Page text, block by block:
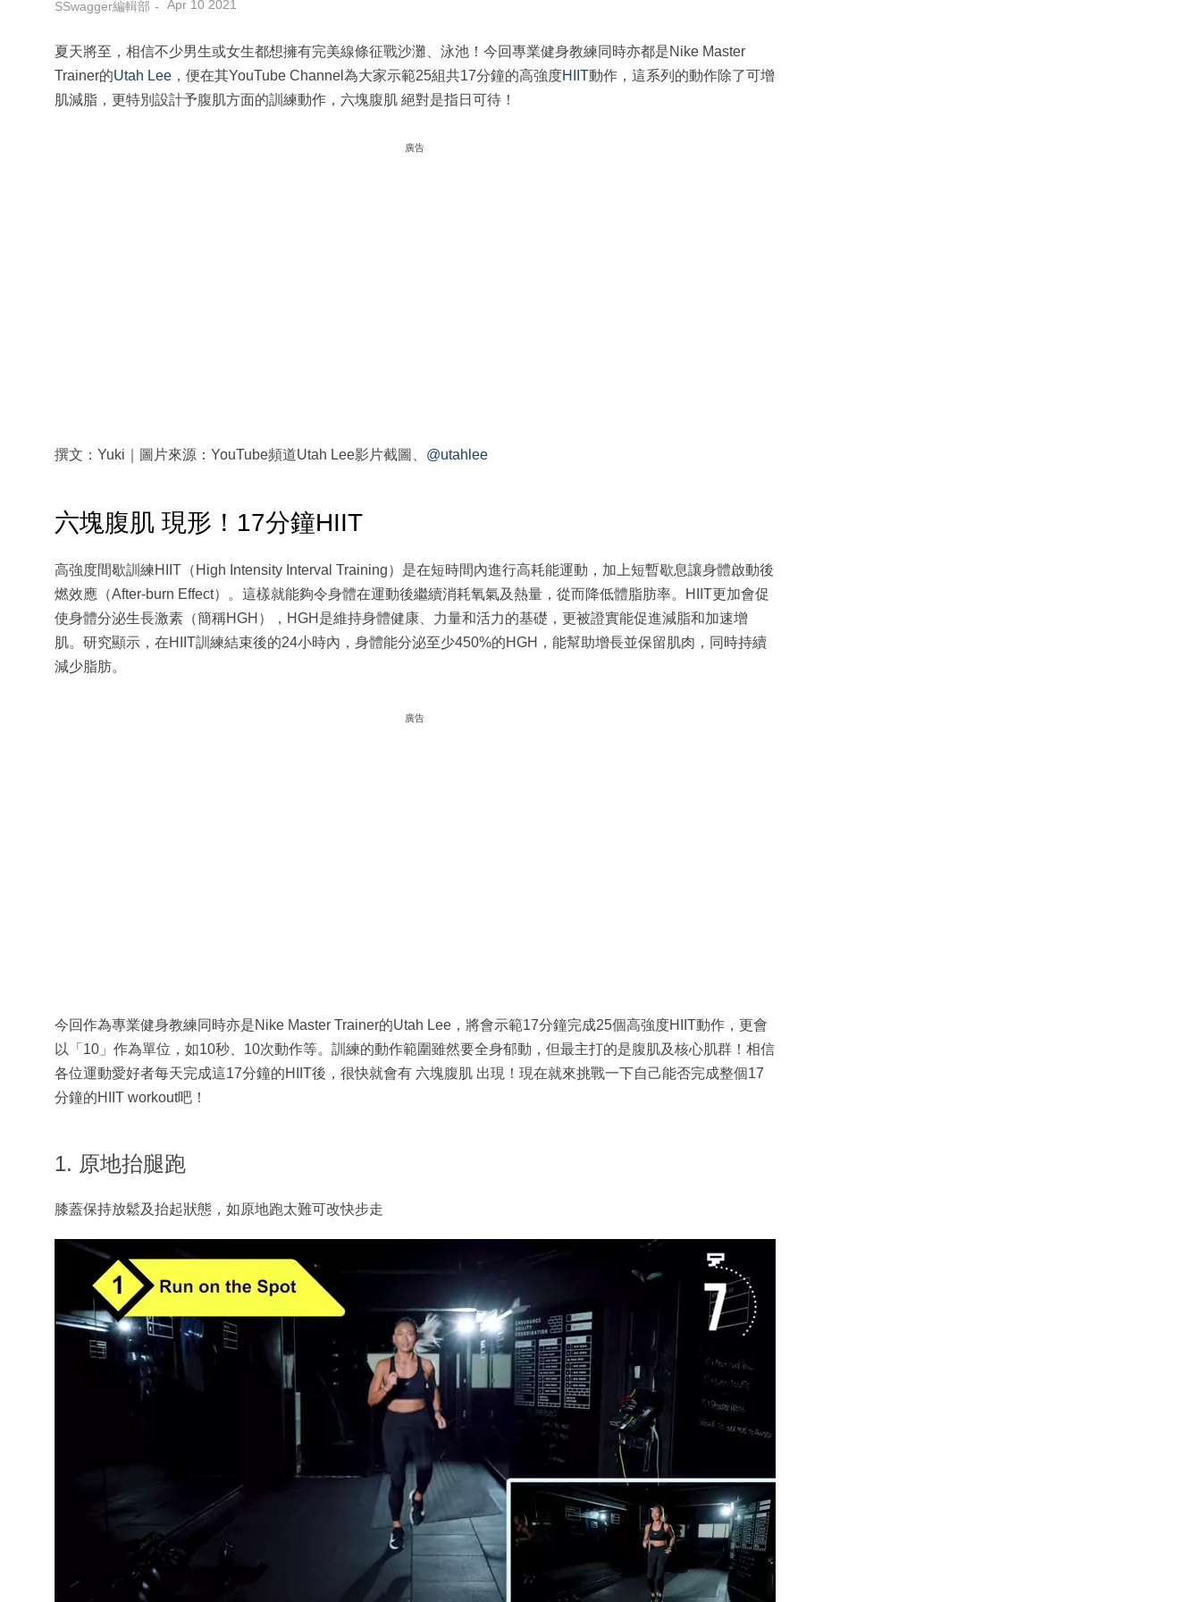
SSwagger編輯部 Apr 10 2021
夏天將至，相信不少男生或女生都想擁有完美線條征戰沙灘、泳池！今回專業健身教練同時亦都是Nike Master
Trainer的Utah Lee ，便在其YouTube Channel為大家示範25組共17分鐘的高強度HIIT動作，這系列的動作除了可增
肌減脂，更特別設計予腹肌方面的訓練動作，六塊腹肌 絕對是指日可待！
廣告
撰文：Yuki｜圖片來源：YouTube頻道Utah Lee影片截圖、 @utahlee
六塊腹肌 現形！17分鐘HIIT
高強度間歇訓練HIIT（High Intensity Interval Training）是在短時間內進行高耗能運動，加上短暫歇息讓身體啟動後
燃效應（After-burn Effect）。這樣就能夠令身體在運動後繼續消耗氧氣及熱量，從而降低體脂肪率。HIIT更加會促
使身體分泌生長激素（簡稱HGH），HGH是維持身體健康、力量和活力的基礎，更被證實能促進減脂和加速增
肌。研究顯示，在HIIT訓練結束後的24小時內，身體能分泌至少450%的HGH，能幫助增長並保留肌肉，同時持續
減少脂肪。
廣告
今回作為專業健身教練同時亦是Nike Master Trainer的Utah Lee，將會示範17分鐘完成25個高強度HIIT動作，更會
以「10」作為單位，如10秒、10次動作等。訓練的動作範圍雖然要全身郁動，但最主打的是腹肌及核心肌群！相信
各位運動愛好者每天完成這17分鐘的HIIT後，很快就會有 六塊腹肌 出現！現在就來挑戰一下自己能否完成整個17
分鐘的HIIT workout吧！
1. 原地抬腿跑
膝蓋保持放鬆及抬起狀態，如原地跑太難可改快步走